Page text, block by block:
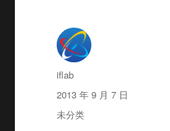
作
者
iflab
发
布
于
2013 年 9 月 7 日
分
未分类